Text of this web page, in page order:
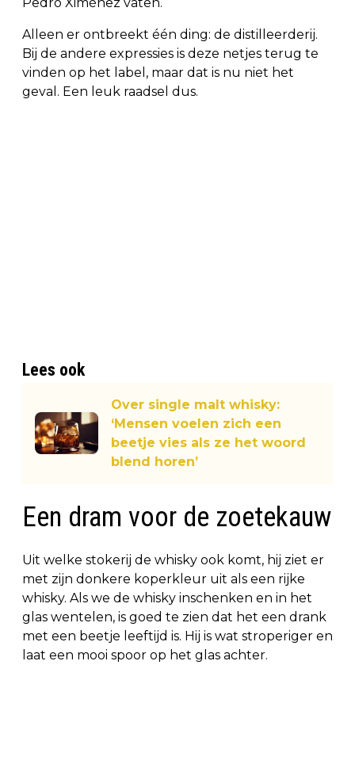
Alleen er ontbreekt één ding: de distilleerderij.
Bij de andere expressies is deze netjes terug te
vinden op het label, maar dat is nu niet het
geval. Een leuk raadsel dus.
Lees ook
Over single malt whisky:
‘Mensen voelen zich een
beetje vies als ze het woord
blend horen’
Een dram voor de zoetekauw
Uit welke stokerij de whisky ook komt, hij ziet er
met zijn donkere koperkleur uit als een rijke
whisky. Als we de whisky inschenken en in het
glas wentelen, is goed te zien dat het een drank
met een beetje leeftijd is. Hij is wat stroperiger en
laat een mooi spoor op het glas achter.